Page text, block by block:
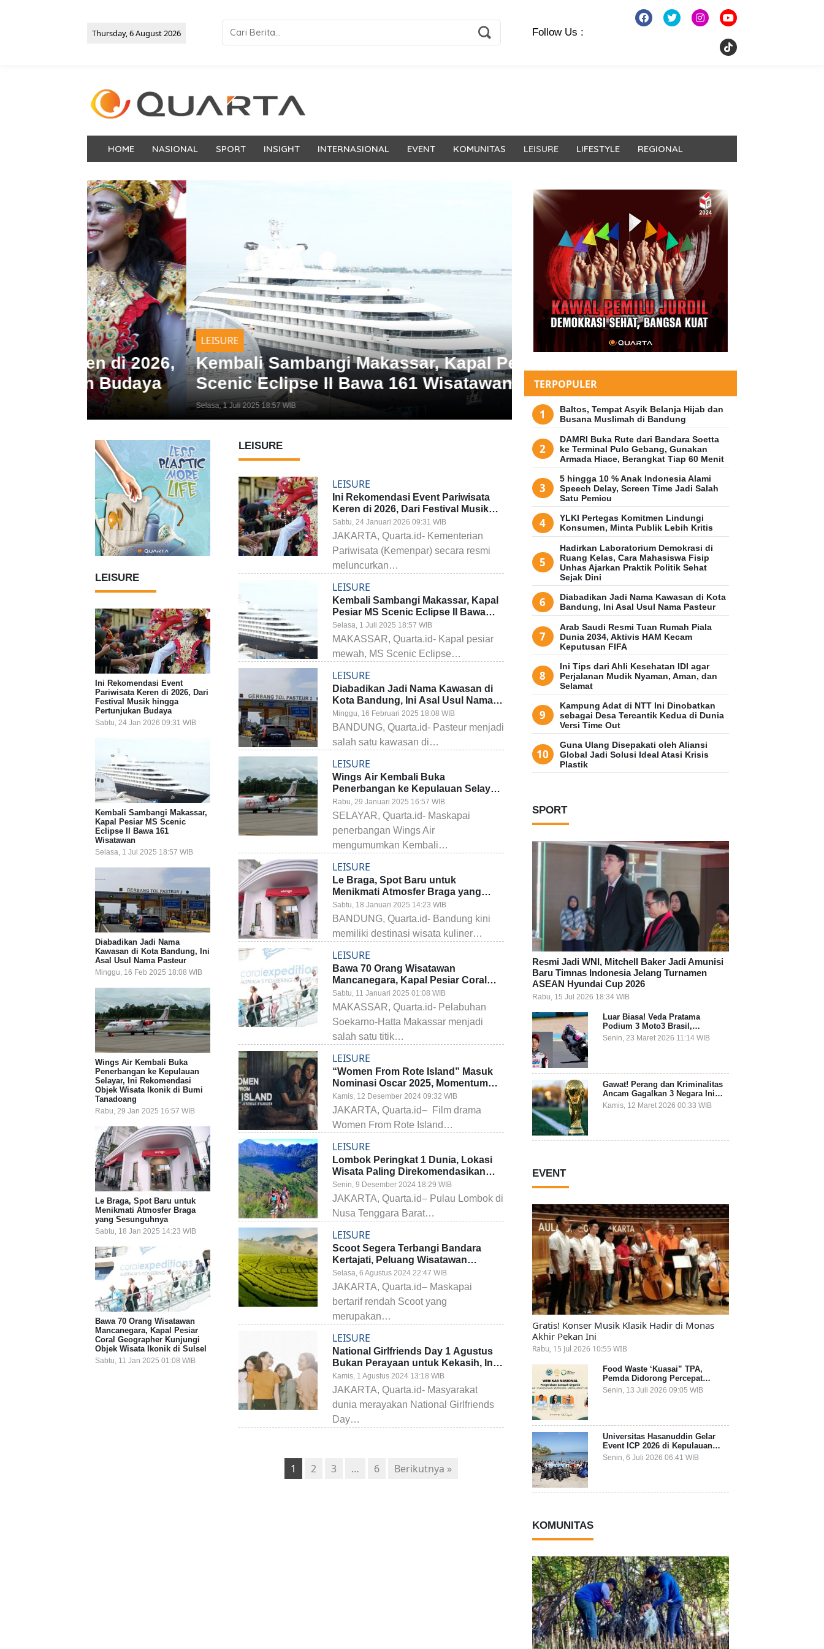
Thursday, 6 August 2026 Follow Us :
HOME NASIONAL SPORT INSIGHT INTERNASIONAL EVENT KOMUNITAS LEISURE LIFESTYLE REGIONAL
LEISURE
Kembali Sambangi Makassar, Kapal Pesiar MS
Scenic Eclipse II Bawa 161 Wisatawan
Selasa, 1 Juli 2025 18:57 WIB
LEISURE
Bandung, Ini Asal Usul Nama
Minggu, 16 Februari 2025 18:08 WIB
LEISURE
Ini Rekomendasi Event
Pariwisata Keren di 2026, Dari
Festival Musik hingga
Pertunjukan Budaya
Sabtu, 24 Jan 2026 09:31 WIB
Kembali Sambangi Makassar,
Kapal Pesiar MS Scenic
Eclipse II Bawa 161
Wisatawan
Selasa, 1 Jul 2025 18:57 WIB
Diabadikan Jadi Nama
Kawasan di Kota Bandung, Ini
Asal Usul Nama Pasteur
Minggu, 16 Feb 2025 18:08 WIB
Wings Air Kembali Buka
Penerbangan ke Kepulauan
Selayar, Ini Rekomendasi
Objek Wisata Ikonik di Bumi
Tanadoang
Rabu, 29 Jan 2025 16:57 WIB
Le Braga, Spot Baru untuk
Menikmati Atmosfer Braga
yang Sesunguhnya
Sabtu, 18 Jan 2025 14:23 WIB
Bawa 70 Orang Wisatawan
Mancanegara, Kapal Pesiar
Coral Geographer Kunjungi
Objek Wisata Ikonik di Sulsel
Sabtu, 11 Jan 2025 01:08 WIB
LEISURE
LEISURE
Ini Rekomendasi Event Pariwisata
Keren di 2026, Dari Festival Musik
hingga Pertunjukan Budaya
Sabtu, 24 Januari 2026 09:31 WIB
JAKARTA, Quarta.id- Kementerian
Pariwisata (Kemenpar) secara resmi
meluncurkan…
LEISURE
Kembali Sambangi Makassar, Kapal
Pesiar MS Scenic Eclipse II Bawa
161 Wisatawan
Selasa, 1 Juli 2025 18:57 WIB
MAKASSAR, Quarta.id- Kapal pesiar
mewah, MS Scenic Eclipse…
LEISURE
Diabadikan Jadi Nama Kawasan di
Kota Bandung, Ini Asal Usul Nama
Pasteur
Minggu, 16 Februari 2025 18:08 WIB
BANDUNG, Quarta.id- Pasteur menjadi
salah satu kawasan di…
LEISURE
Wings Air Kembali Buka
Penerbangan ke Kepulauan Selayar,
Ini Rekomendasi Objek Wisata Ikonik
di Bumi Tanadoang
Rabu, 29 Januari 2025 16:57 WIB
SELAYAR, Quarta.id- Maskapai
penerbangan Wings Air
mengumumkan Kembali…
LEISURE
Le Braga, Spot Baru untuk
Menikmati Atmosfer Braga yang
Sesunguhnya
Sabtu, 18 Januari 2025 14:23 WIB
BANDUNG, Quarta.id- Bandung kini
memiliki destinasi wisata kuliner…
LEISURE
Bawa 70 Orang Wisatawan
Mancanegara, Kapal Pesiar Coral
Geographer Kunjungi Objek Wisata
Ikonik di Sulsel
Sabtu, 11 Januari 2025 01:08 WIB
MAKASSAR, Quarta.id- Pelabuhan
Soekarno-Hatta Makassar menjadi
salah satu titik…
LEISURE
“Women From Rote Island” Masuk
Nominasi Oscar 2025, Momentum
Majukan Kebudayaan lewat Film
Kamis, 12 Desember 2024 09:32 WIB
JAKARTA, Quarta.id– Film drama
Women From Rote Island…
LEISURE
Lombok Peringkat 1 Dunia, Lokasi
Wisata Paling Direkomendasikan
pada 2025
Senin, 9 Desember 2024 18:29 WIB
JAKARTA, Quarta.id– Pulau Lombok di
Nusa Tenggara Barat…
LEISURE
Scoot Segera Terbangi Bandara
Kertajati, Peluang Wisatawan
Jelajahi Destinasi Indah Bandung
Raya
Selasa, 6 Agustus 2024 22:47 WIB
JAKARTA, Quarta.id– Maskapai
bertarif rendah Scoot yang
merupakan…
LEISURE
National Girlfriends Day 1 Agustus
Bukan Perayaan untuk Kekasih, Ini
loh Makna Sebenarnya..
Kamis, 1 Agustus 2024 13:18 WIB
JAKARTA, Quarta.id- Masyarakat
dunia merayakan National Girlfriends
Day…
1 2 3 … 6 Berikutnya »
TERPOPULER
Baltos, Tempat Asyik Belanja Hijab dan
Busana Muslimah di Bandung
DAMRI Buka Rute dari Bandara Soetta
ke Terminal Pulo Gebang, Gunakan
Armada Hiace, Berangkat Tiap 60 Menit
5 hingga 10 % Anak Indonesia Alami
Speech Delay, Screen Time Jadi Salah
Satu Pemicu
YLKI Pertegas Komitmen Lindungi
Konsumen, Minta Publik Lebih Kritis
Hadirkan Laboratorium Demokrasi di
Ruang Kelas, Cara Mahasiswa Fisip
Unhas Ajarkan Praktik Politik Sehat
Sejak Dini
Diabadikan Jadi Nama Kawasan di Kota
Bandung, Ini Asal Usul Nama Pasteur
Arab Saudi Resmi Tuan Rumah Piala
Dunia 2034, Aktivis HAM Kecam
Keputusan FIFA
Ini Tips dari Ahli Kesehatan IDI agar
Perjalanan Mudik Nyaman, Aman, dan
Selamat
Kampung Adat di NTT Ini Dinobatkan
sebagai Desa Tercantik Kedua di Dunia
Versi Time Out
Guna Ulang Disepakati oleh Aliansi
Global Jadi Solusi Ideal Atasi Krisis
Plastik
SPORT
Resmi Jadi WNI, Mitchell Baker Jadi Amunisi
Baru Timnas Indonesia Jelang Turnamen
ASEAN Hyundai Cup 2026
Rabu, 15 Jul 2026 18:34 WIB
Luar Biasa! Veda Pratama
Podium 3 Moto3 Brasil,
Pembalap Indonesia Pertama
Juara Grand Prix
Senin, 23 Maret 2026 11:14 WIB
Gawat! Perang dan Kriminalitas
Ancam Gagalkan 3 Negara Ini
Ikut Piala Dunia 2026
Kamis, 12 Maret 2026 00:33 WIB
EVENT
Gratis! Konser Musik Klasik Hadir di Monas
Akhir Pekan Ini
Rabu, 15 Jul 2026 10:55 WIB
Food Waste ‘Kuasai” TPA,
Pemda Didorong Percepat
Transformasi Pengelolaan
Sampah Organik dari Sumber
Senin, 13 Juli 2026 09:05 WIB
Universitas Hasanuddin Gelar
Event ICP 2026 di Kepulauan
Selayar, Mahasiswa dari 27
Negara Jadi Partisipan
Senin, 6 Juli 2026 06:41 WIB
KOMUNITAS